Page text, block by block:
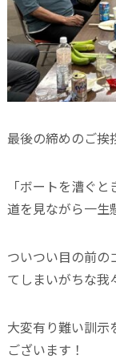
最後の締めのご挨
「ボートを漕ぐ
道を見ながら一生
ついつい目の前の
てしまいがちな我
大変有り難い訓示
ございます！